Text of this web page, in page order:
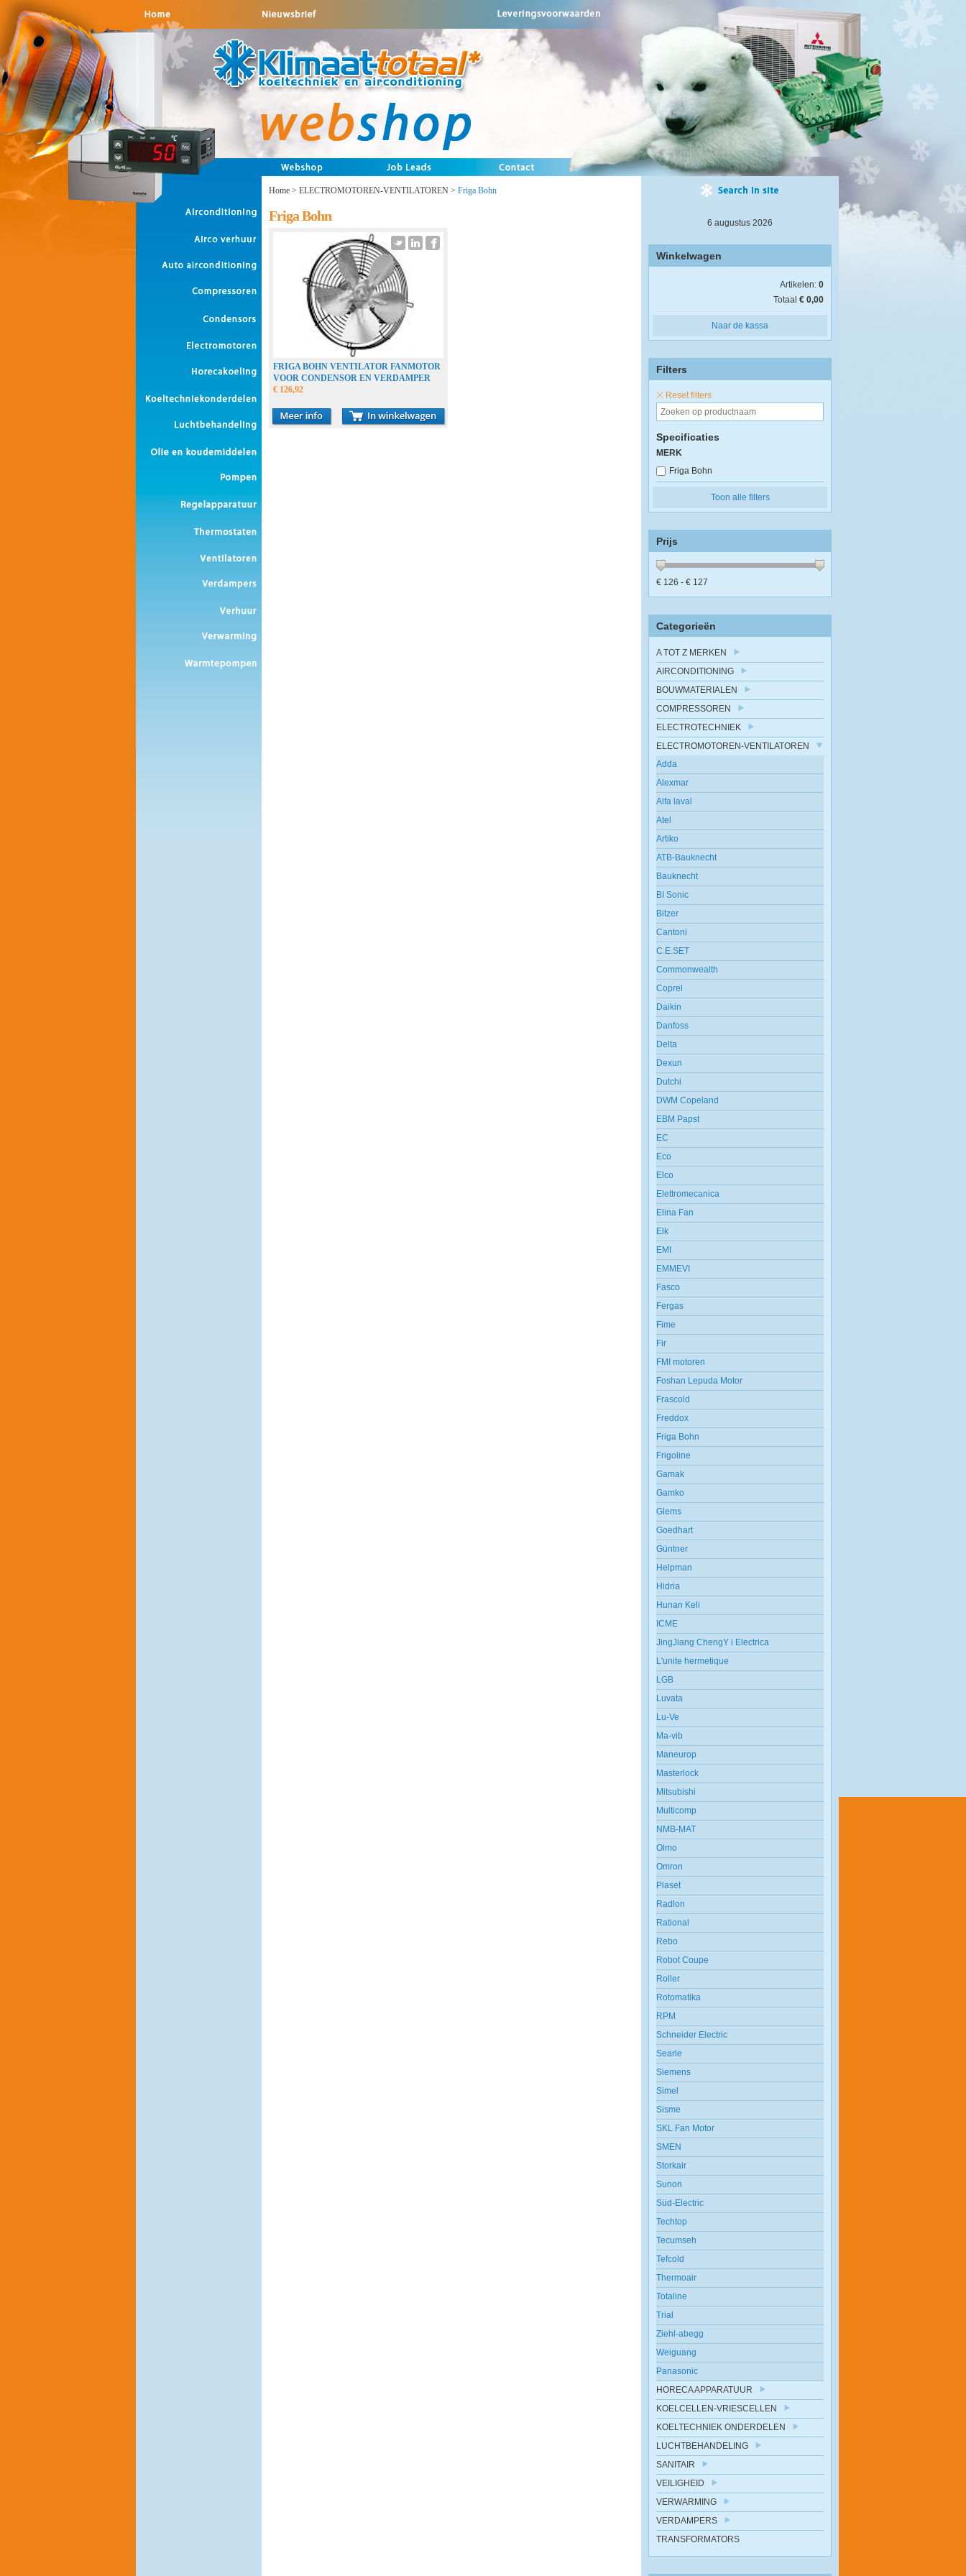
Home > ELECTROMOTOREN-VENTILATOREN > Friga Bohn
Friga Bohn
FRIGA BOHN VENTILATOR FANMOTOR
VOOR CONDENSOR EN VERDAMPER
€ 126,92
6 augustus 2026
Winkelwagen
Artikelen: 0
Totaal € 0,00
Naar de kassa
Filters
Reset filters
Specificaties
MERK
Friga Bohn
Toon alle filters
Prijs
€ 126 - € 127
Categorieën
A TOT Z MERKEN
AIRCONDITIONING
BOUWMATERIALEN
COMPRESSOREN
ELECTROTECHNIEK
ELECTROMOTOREN-VENTILATOREN
Adda
Alexmar
Alfa laval
Atel
Artiko
ATB-Bauknecht
Bauknecht
BI Sonic
Bitzer
Cantoni
C.E.SET
Commonwealth
Coprel
Daikin
Danfoss
Delta
Dexun
Dutchi
DWM Copeland
EBM Papst
EC
Eco
Elco
Elettromecanica
Elina Fan
Elk
EMI
EMMEVI
Fasco
Fergas
Fime
Fir
FMI motoren
Foshan Lepuda Motor
Frascold
Freddox
Friga Bohn
Frigoline
Gamak
Gamko
Glems
Goedhart
Güntner
Helpman
Hidria
Hunan Keli
ICME
JingJiang ChengY i Electrica
L'unite hermetique
LGB
Luvata
Lu-Ve
Ma-vib
Maneurop
Masterlock
Mitsubishi
Multicomp
NMB-MAT
Olmo
Omron
Plaset
Radlon
Rational
Rebo
Robot Coupe
Roller
Rotomatika
RPM
Schneider Electric
Searle
Siemens
Simel
Sisme
SKL Fan Motor
SMEN
Storkair
Sunon
Süd-Electric
Techtop
Tecumseh
Tefcold
Thermoair
Totaline
Trial
Ziehl-abegg
Weiguang
Panasonic
HORECA APPARATUUR
KOELCELLEN-VRIESCELLEN
KOELTECHNIEK ONDERDELEN
LUCHTBEHANDELING
SANITAIR
VEILIGHEID
VERWARMING
VERDAMPERS
TRANSFORMATORS